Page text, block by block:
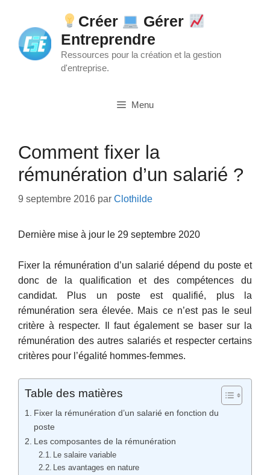
contenu
Créer
Gérer
Entreprendre
Ressources pour la création et la gestion
d'entreprise.
Menu
Comment fixer la
rémunération d’un salarié ?
9 septembre 2016 par Clothilde
Dernière mise à jour le 29 septembre 2020
Fixer la rémunération d’un salarié dépend du poste et
donc de la qualification et des compétences du
candidat. Plus un poste est qualifié, plus la
rémunération sera élevée. Mais ce n’est pas le seul
critère à respecter. Il faut également se baser sur la
rémunération des autres salariés et respecter certains
critères pour l’égalité hommes-femmes.
Table des matières
Fixer la rémunération d’un salarié en fonction du
poste
Les composantes de la rémunération
Le salaire variable
Les avantages en nature